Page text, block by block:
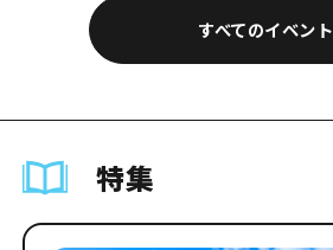
すべてのイベント
特集